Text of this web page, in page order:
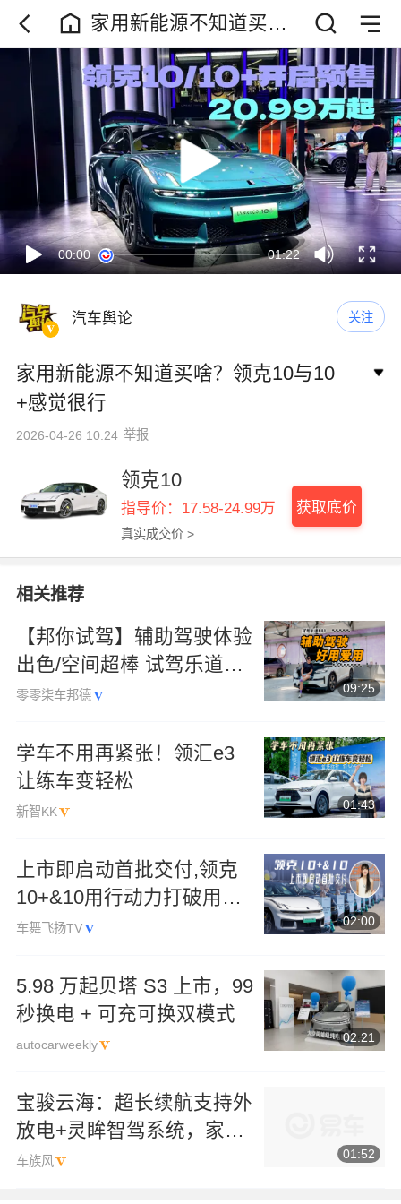
家用新能源不知道买
啥？领克10与10+感觉很
行
00:00 01:22
汽车舆论 关注
家用新能源不知道买啥？领克10与10
+感觉很行
2026-04-26 10:24 举报
领克10
指导价：17.58-24.99万
真实成交价 >
获取底价
相关推荐
【邦你试驾】辅助驾驶体验
出色/空间超棒 试驾乐道
L80
零零柒车邦德
09:25
学车不用再紧张！领汇e3
让练车变轻松
新智KK
01:43
上市即启动首批交付,领克
10+&10用行动力打破用户
等待焦虑！
车舞飞扬TV
02:00
5.98 万起贝塔 S3 上市，99
秒换电 + 可充可换双模式
autocarweekly
02:21
宝骏云海：超长续航支持外
放电+灵眸智驾系统，家庭
出游优选新能源SUV
车族风
01:52